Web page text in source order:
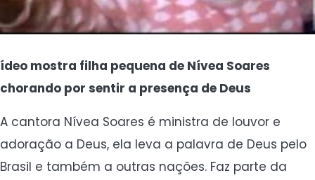
ídeo mostra filha pequena de Nívea Soares
chorando por sentir a presença de Deus
A cantora Nívea Soares é ministra de louvor e
adoração a Deus, ela leva a palavra de Deus pelo
Brasil e também a outras nações. Faz parte da